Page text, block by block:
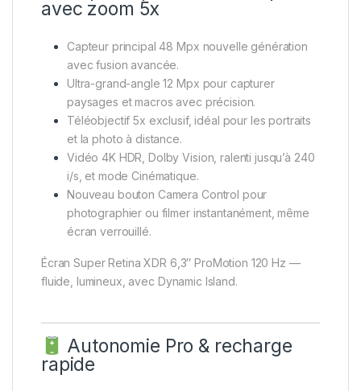
avec zoom 5x
Capteur principal 48 Mpx nouvelle génération
avec fusion avancée.
Ultra-grand-angle 12 Mpx pour capturer
paysages et macros avec précision.
Téléobjectif 5x exclusif, idéal pour les portraits
et la photo à distance.
Vidéo 4K HDR, Dolby Vision, ralenti jusqu’à 240
i/s, et mode Cinématique.
Nouveau bouton Camera Control pour
photographier ou filmer instantanément, même
écran verrouillé.
Écran Super Retina XDR 6,3″ ProMotion 120 Hz —
fluide, lumineux, avec Dynamic Island.
Autonomie Pro & recharge
rapide